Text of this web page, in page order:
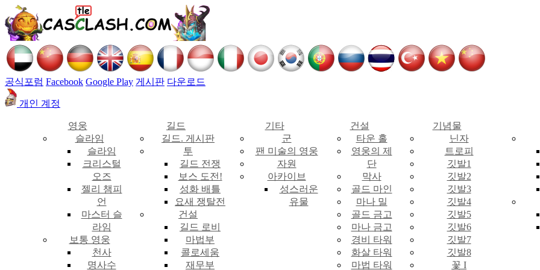
공식포럼 Facebook Google Play 게시판 다운로드
개인 계정
영웅
슬라임
슬라임
크리스털
오즈
젤리 챔피
언
마스터 슬
라임
보통 영웅
천사
명사수
길드
길드. 게시판
투
길드 전쟁
보스 도전!
성화 배틀
요새 쟁탈전
건설
길드 로비
마법부
콜로세움
재무부
기타
군
팬 미술의 영웅
자원
아카이브
성스러운
유물
건설
타운 홀
영웅의 제
단
막사
골드 마인
마나 밀
골드 금고
마나 금고
경비 타워
화살 타워
마법 타워
기념물
닌자
트로피
깃발1
깃발2
깃발3
깃발4
깃발5
깃발6
깃발7
깃발8
꽃 I